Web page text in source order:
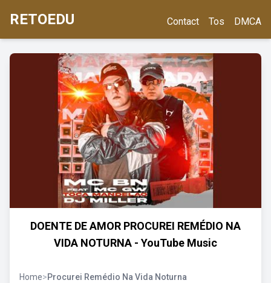
RETOEDU Contact Tos DMCA
DOENTE DE AMOR PROCUREI REMÉDIO NA
VIDA NOTURNA - YouTube Music
Home>Procurei Remédio Na Vida Noturna